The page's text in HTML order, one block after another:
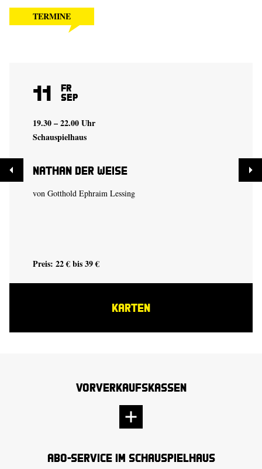
TERMINE
11 Fr
Sep
19.30 – 22.00 Uhr
Schauspielhaus
Nathan der Weise
von Gotthold Ephraim Lessing
Preis: 22 € bis 39 €
KARTEN
Vorverkaufskassen
Abo-Service im Schauspielhaus